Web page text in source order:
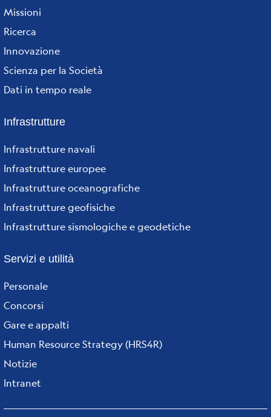
Missioni
Ricerca
Innovazione
Scienza per la Società
Dati in tempo reale
Infrastrutture
Infrastrutture navali
Infrastrutture europee
Infrastrutture oceanografiche
Infrastrutture geofisiche
Infrastrutture sismologiche e geodetiche
Servizi e utilità
Personale
Concorsi
Gare e appalti
Human Resource Strategy (HRS4R)
Notizie
Intranet